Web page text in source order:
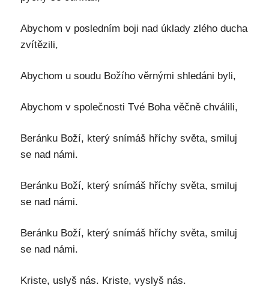
Abychom v posledním boji nad úklady zlého ducha
zvítězili,
Abychom u soudu Božího věrnými shledáni byli,
Abychom v společnosti Tvé Boha věčně chválili,
Beránku Boží, který snímáš hříchy světa, smiluj
se nad námi.
Beránku Boží, který snímáš hříchy světa, smiluj
se nad námi.
Beránku Boží, který snímáš hříchy světa, smiluj
se nad námi.
Kriste, uslyš nás. Kriste, vyslyš nás.